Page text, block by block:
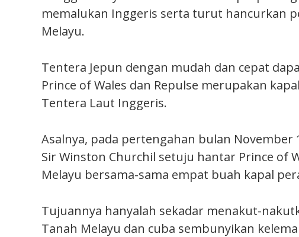
memalukan Inggeris serta turut hancurkan
Melayu.
Tentera Jepun dengan mudah dan cepat
Prince of Wales dan Repulse merupakan
Tentera Laut Inggeris.
Asalnya, pada pertengahan bulan November
Sir Winston Churchil setuju hantar Prince of
Melayu bersama-sama empat buah kapal
Tujuannya hanyalah sekadar menakut-
Tanah Melayu dan cuba sembunyikan